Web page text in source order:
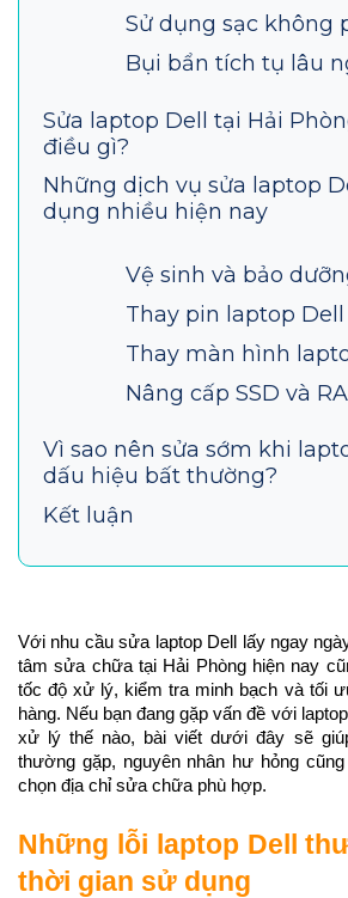
Sử dụng sạc không
Bụi bẩn tích tụ lâu
Sửa laptop Dell tại Hải
điều gì?
Những dịch vụ sửa laptop
dụng nhiều hiện nay
Vệ sinh và bảo
Thay pin laptop Dell
Thay màn hình
Nâng cấp SSD và
Vì sao nên sửa sớm khi
dấu hiệu bất thường?
Kết luận
Với nhu cầu sửa laptop Dell lấy ngay
tâm sửa chữa tại Hải Phòng hiện nay
tốc độ xử lý, kiểm tra minh bạch và tối
hàng. Nếu bạn đang gặp vấn đề với
xử lý thế nào, bài viết dưới đây sẽ
thường gặp, nguyên nhân hư hỏng
chọn địa chỉ sửa chữa phù hợp.
Những lỗi laptop Dell
thời gian sử dụng